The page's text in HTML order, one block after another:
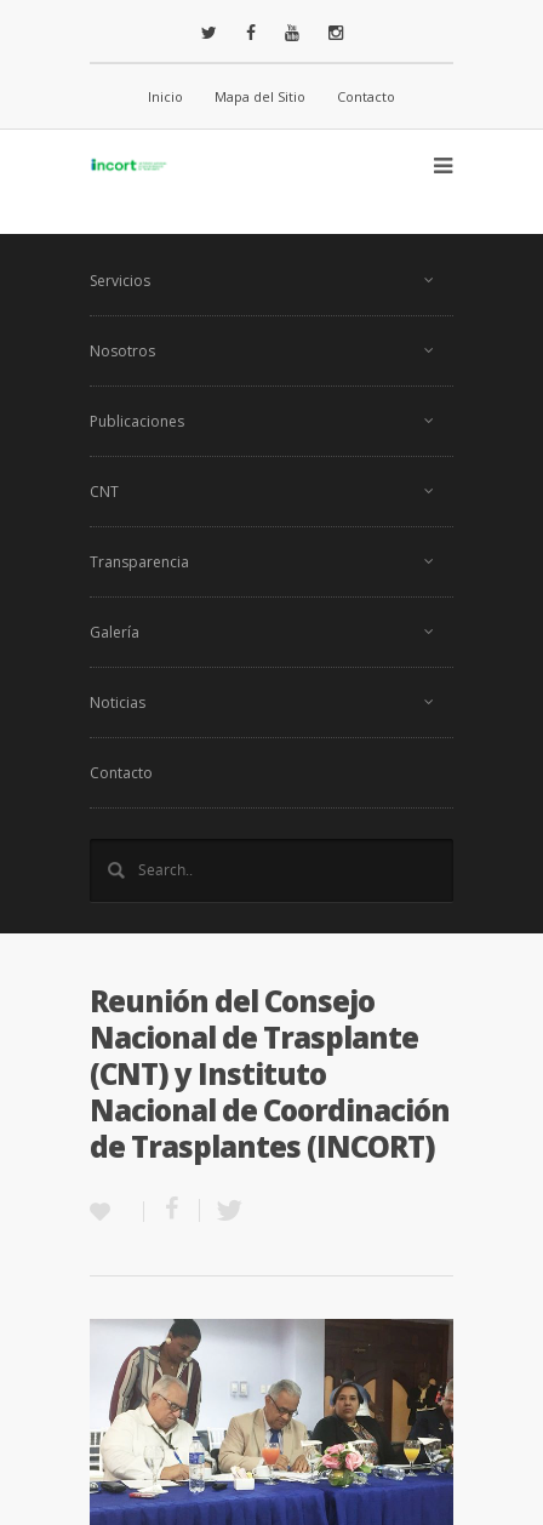
Inicio Mapa del Sitio Contacto
Servicios
Nosotros
Publicaciones
CNT
Transparencia
Galería
Noticias
Contacto
Reunión del Consejo
Nacional de Trasplante
(CNT) y Instituto
Nacional de Coordinación
de Trasplantes (INCORT)